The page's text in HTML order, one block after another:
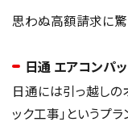
思わぬ高額請求に驚
日通 エアコンパ
日通には引っ越しの
ック工事」というプラ